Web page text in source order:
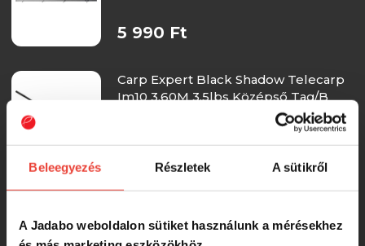
Beleegyezés Részletek A sütikről
A Jadabo weboldalon sütiket használunk a mérésekhez
5 990 Ft
Carp Expert Black Shadow Telecarp
Im10 3,60M 3.5lbs Középső Tag/B
5 990 Ft
Spicc Benzár Concourse Method